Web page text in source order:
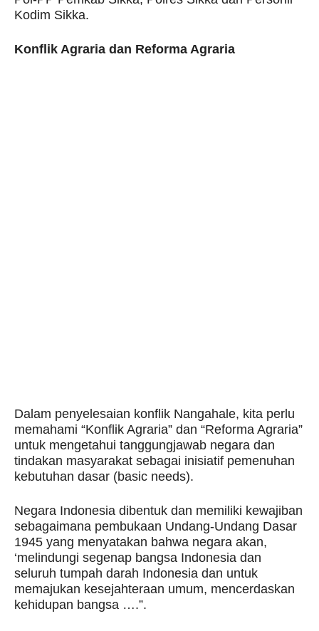
Kodim Sikka.
Konflik Agraria dan Reforma Agraria
Dalam penyelesaian konflik Nangahale, kita perlu
memahami “Konflik Agraria” dan “Reforma Agraria”
untuk mengetahui tanggungjawab negara dan
tindakan masyarakat sebagai inisiatif pemenuhan
kebutuhan dasar (basic needs).
Negara Indonesia dibentuk dan memiliki kewajiban
sebagaimana pembukaan Undang-Undang Dasar
1945 yang menyatakan bahwa negara akan,
‘melindungi segenap bangsa Indonesia dan
seluruh tumpah darah Indonesia dan untuk
memajukan kesejahteraan umum, mencerdaskan
kehidupan bangsa ….”.